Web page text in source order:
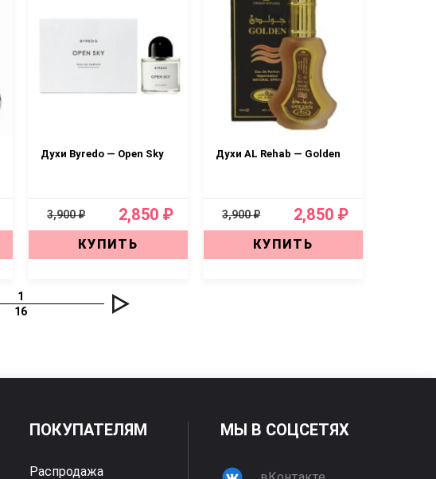
Духи Byredo — Open Sky
3,900 ₽ 2,850 ₽
КУПИТЬ
Духи AL Rehab — Golden
3,900 ₽ 2,850 ₽
КУПИТЬ
1
16
ПОКУПАТЕЛЯМ
Распродажа
МЫ В СОЦСЕТЯХ